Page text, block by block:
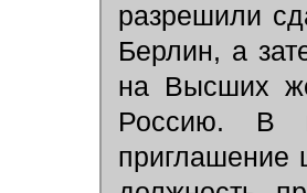
разрешили
Берлин, а
на Высших
Россию. В
приглашение